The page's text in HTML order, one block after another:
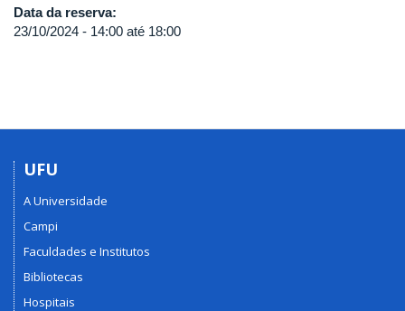
Data da reserva:
23/10/2024 - 14:00 até 18:00
UFU
A Universidade
Campi
Faculdades e Institutos
Bibliotecas
Hospitais